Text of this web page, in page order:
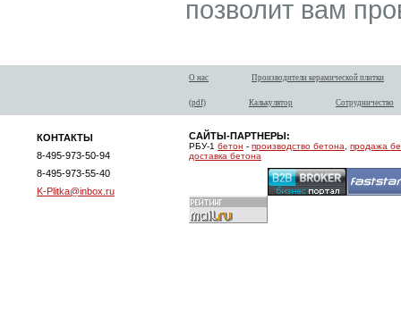
позволит вам
О нас Производители керамической плитки
(pdf) Калькулятор Сотрудничество
КОНТАКТЫ
8-495-973-50-94
8-495-973-55-40
K-Plitka@inbox.ru
САЙТЫ-ПАРТНЕРЫ:
РБУ-1 бетон - производство бетона
продажа
доставка бетона